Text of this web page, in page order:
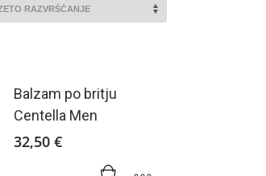
Balzam po britju
Centella Men
32,50 €